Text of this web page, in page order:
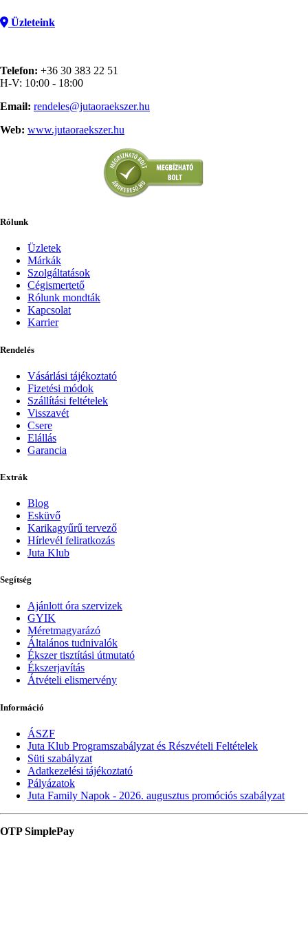
Üzleteink
Telefon: +36 30 383 22 51
H-V: 10:00 - 18:00
Email: rendeles@jutaoraekszer.hu
Web: www.jutaoraekszer.hu
Rólunk
Üzletek
Márkák
Szolgáltatások
Cégismertető
Rólunk mondták
Kapcsolat
Karrier
Rendelés
Vásárlási tájékoztató
Fizetési módok
Szállítási feltételek
Visszavét
Csere
Elállás
Garancia
Extrák
Blog
Esküvő
Karikagyűrű tervező
Hírlevél feliratkozás
Juta Klub
Segítség
Ajánlott óra szervizek
GYIK
Méretmagyarázó
Általános tudnivalók
Ékszer tisztítási útmutató
Ékszerjavítás
Átvételi elismervény
Információ
ÁSZF
Juta Klub Programszabályzat és Részvételi Feltételek
Süti szabályzat
Adatkezelési tájékoztató
Pályázatok
Juta Family Napok - 2026. augusztus promóciós szabályzat
OTP SimplePay